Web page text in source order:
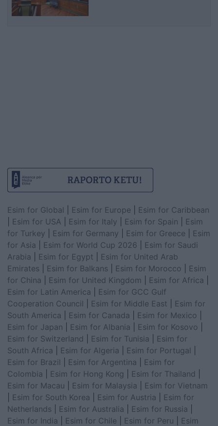
Esim for Global Esim for Europe
Esim for Caribbean
Esim for USA Esim for Italy Esim for Spain
Esim
for Turkey
Esim for Germany Esim for Greece
Esim
for Asia
Esim for World Cup 2026
Esim for Saudi
Arabia
Esim for Egypt
Esim for United Arab
Emirates
Esim for Balkans Esim for Morocco
Esim
for China
Esim for United Kingdom Esim for Africa
Esim for Latin America
Esim for GCC Gulf
Cooperation Council
Esim for Middle East
Esim for
South America
Esim for Canada Esim for Mexico
Esim for Japan
Esim for Albania Esim for Kosovo
Esim for Switzerland
Esim for Tunisia
Esim for
South Africa
Esim for Algeria Esim for Portugal
Esim for Brazil
Esim for Argentina
Esim for
Colombia
Esim for Hong Kong Esim for Thailand
Esim for Macau
Esim for Malaysia
Esim for Vietnam
Esim for South Korea Esim for Austria
Esim for
Netherlands
Esim for Australia Esim for Russia
Esim for India
Esim for Chile Esim for Peru
Esim